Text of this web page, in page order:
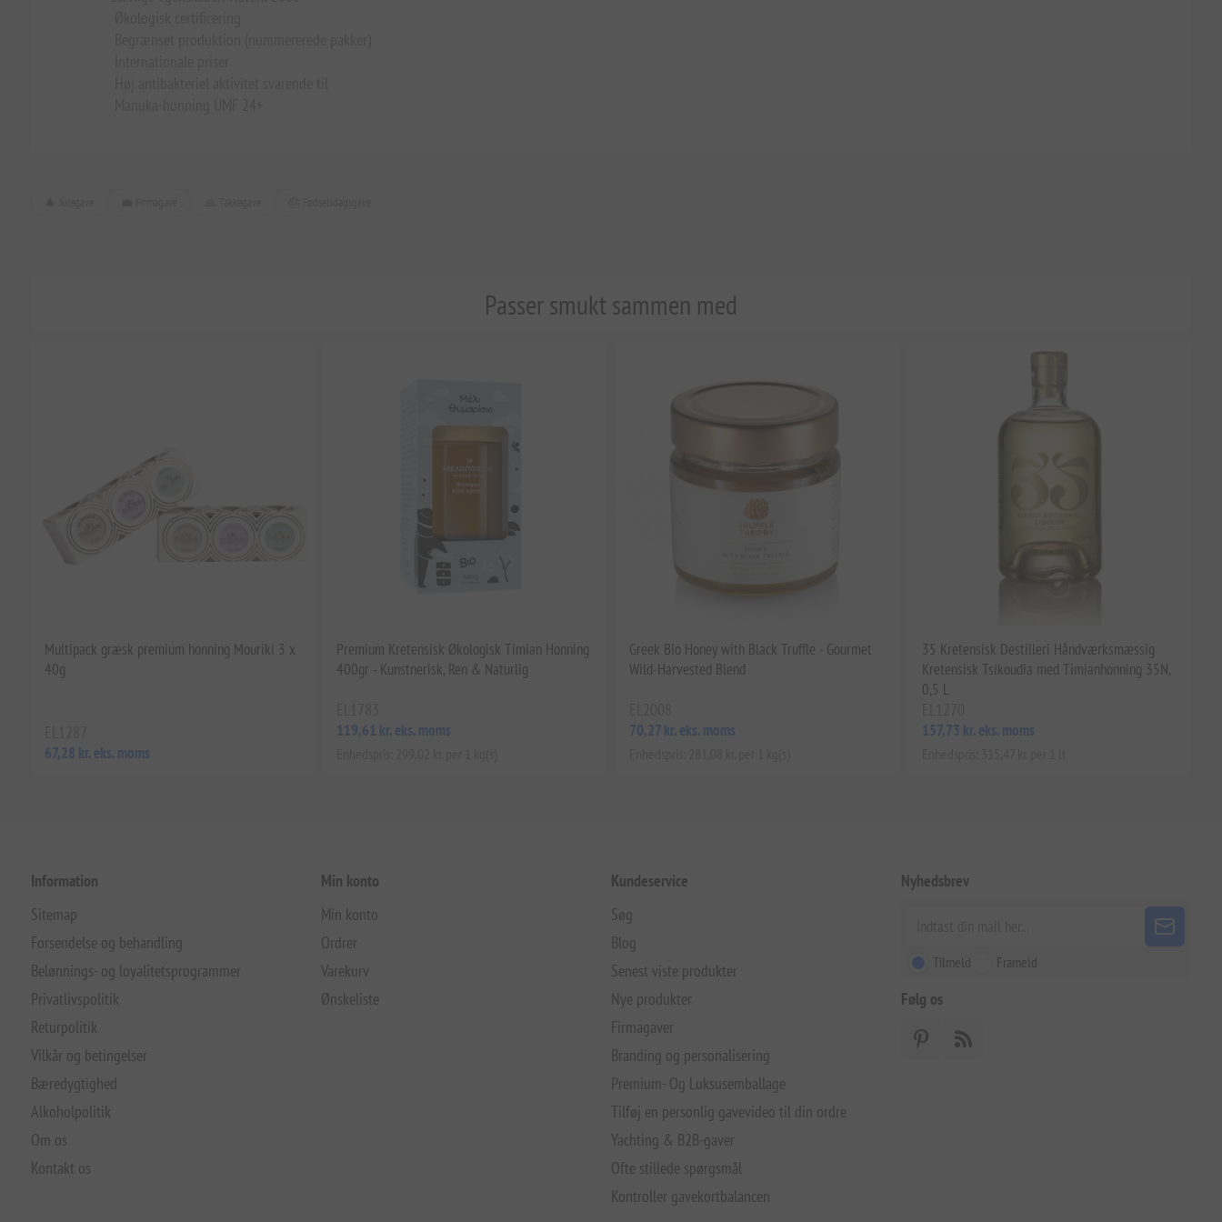
Passer smukt sammen med
Multipack græsk premium honning Mouriki 3 x
40g
67,28 kr. eks. moms
Premium Kretensisk Økologisk Timian Honning
400gr - Kunstnerisk, Ren & Naturlig
119,61 kr. eks. moms
Greek Bio Honey with Black Truffle - Gourmet
Wild-Harvested Blend
70,27 kr. eks. moms
35 Kretensisk Destilleri Håndværksmæssig
Kretensisk Tsikoudia med Timianhonning 35N,
0,5 L
157,73 kr. eks. moms
Information
Sitemap
Forsendelse og behandling
Belønnings- og loyalitetsprogrammer
Privatlivspolitik
Returpolitik
Vilkår og betingelser
Bæredygtighed
Alkoholpolitik
Om os
Kontakt os
Min konto
Min konto
Ordrer
Varekurv
Ønskeliste
Kundeservice
Søg
Blog
Senest viste produkter
Nye produkter
Firmagaver
Branding og personalisering
Premium- Og Luksusemballage
Tilføj en personlig gavevideo til din ordre
Yachting & B2B-gaver
Ofte stillede spørgsmål
Kontroller gavekortbalancen
Nyhedsbrev
Tilmeld Frameld
Følg os